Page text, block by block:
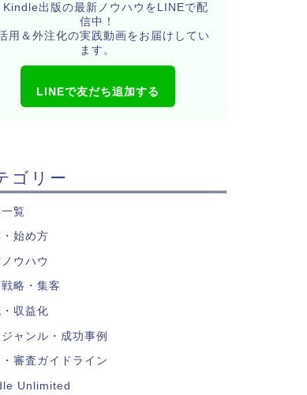
Kindle出版の最新ノウハウをLINEで配
信中！
用＆外注化の実践動画をお届けしてい
ます。
LINEで友だち追加する
ゴリー
覧
始め方
ウハウ
略・集客
収益化
ャンル・成功事例
審査ガイドライン
Unlimited